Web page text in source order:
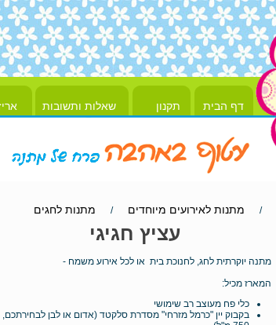
דף הבית תקנון שאלות ותשובות
/ מתנות לאירועים מיוחדים / מתנות לחגים
עציץ חגיגי
מתנה יוקרתית לחג, לחנוכת בית או לכל אירוע משמח -
המארז מכיל:
כלי פח מעוצב רב שימושי
בקבוק יין "כרמל מזרחי" מסדרת סלקטד (אדום או לבן לבחירתכם,